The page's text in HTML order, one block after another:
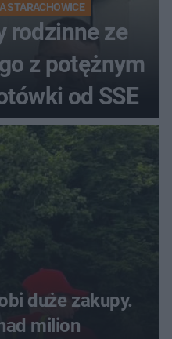
STARACHOWICE
rodzinne ze
z potężnym
od SSE
duże zakupy.
milion